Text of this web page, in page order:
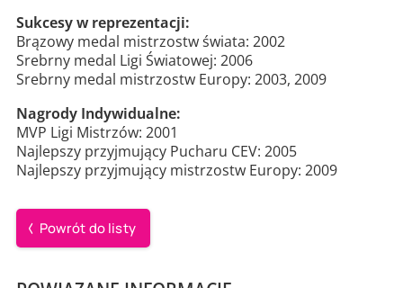
Sukcesy w reprezentacji:
Brązowy medal mistrzostw świata: 2002
Srebrny medal Ligi Światowej: 2006
Srebrny medal mistrzostw Europy: 2003, 2009
Nagrody Indywidualne:
MVP Ligi Mistrzów: 2001
Najlepszy przyjmujący Pucharu CEV: 2005
Najlepszy przyjmujący mistrzostw Europy: 2009
Powrót do listy